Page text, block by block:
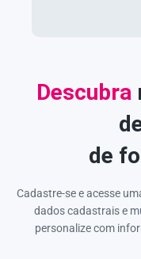
Descubra
de
Cadastre-se e acesse
dados cadastrais e
personalize com